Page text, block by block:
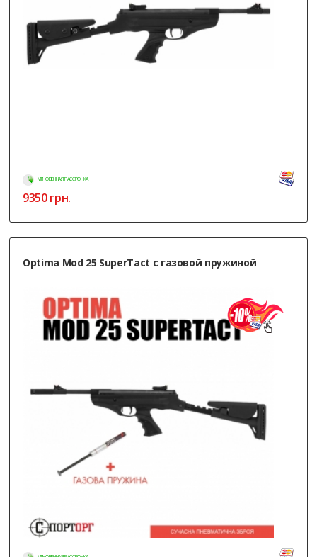
МГНОВЕННАЯ РАССРОЧКА
9350грн.
Optima Mod 25 SuperTact с газовой пружиной